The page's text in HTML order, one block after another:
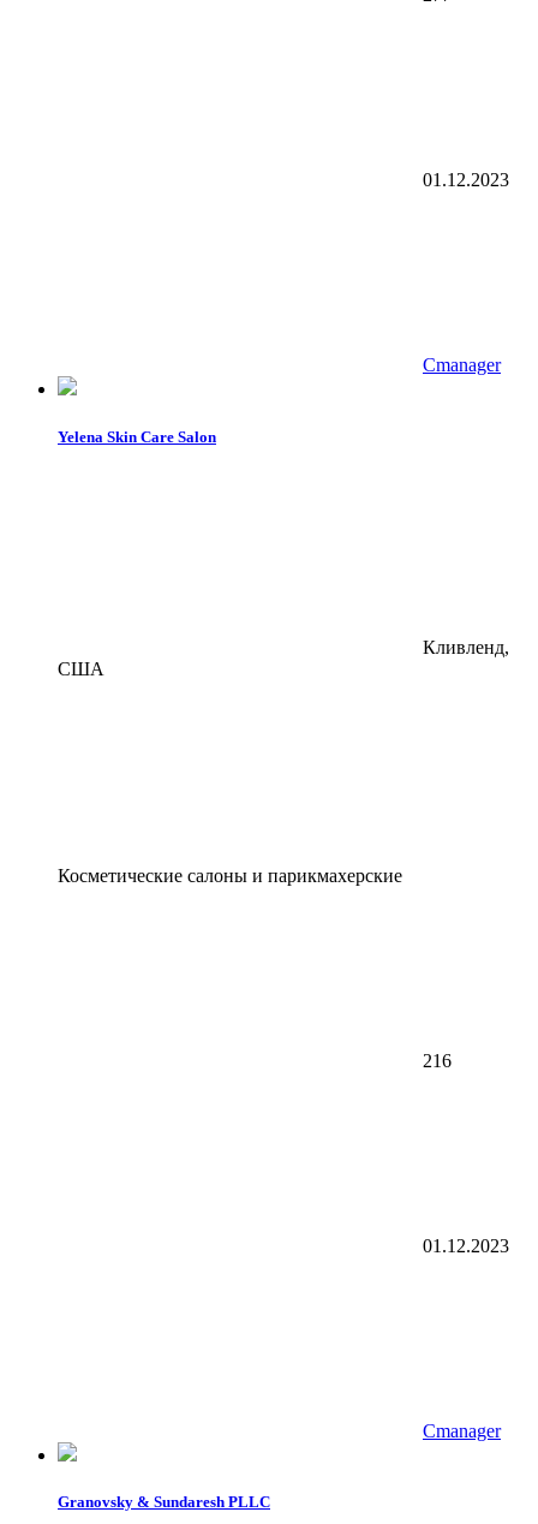
01.12.2023
Cmanager
Yelena Skin Care Salon
Кливленд,
США
Косметические салоны и парикмахерские
216
01.12.2023
Cmanager
Granovsky & Sundaresh PLLC